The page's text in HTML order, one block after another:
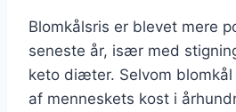
Blomkålsris er blevet mere
seneste år, især med
keto diæter. Selvom
af menneskets kost i